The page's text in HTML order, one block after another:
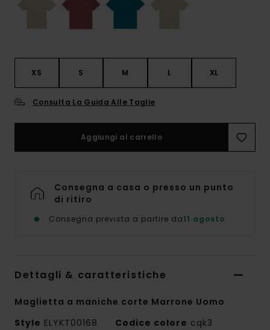
XS S M L XL
Consulta La Guida Alle Taglie
Aggiungi al carrello
Consegna a casa o presso un punto
di ritiro
Consegna prevista a partire da11 agosto
Dettagli & caratteristiche
Maglietta a maniche corte Marrone Uomo
Style ELYKT00168 Codice colore cqk3